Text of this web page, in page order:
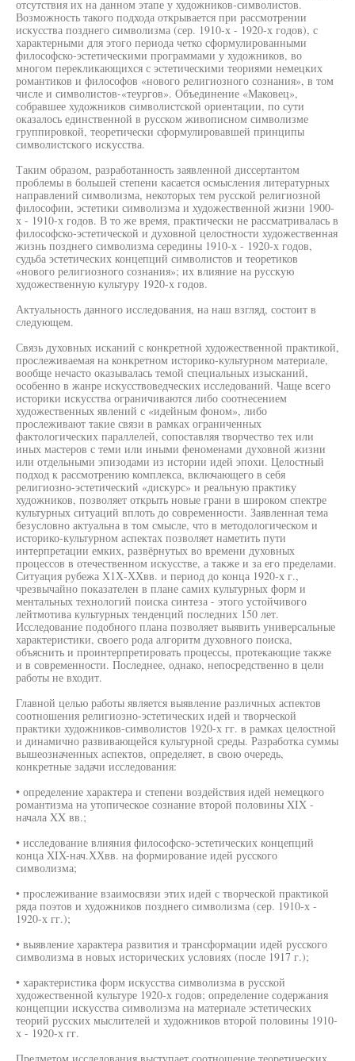
отсутствия их на данном этапе у художников-символистов.
Возможность такого подхода открывается при рассмотрении
искусства позднего символизма (сер. 1910-х - 1920-х годов), с
характерными для этого периода четко сформулированными
философско-эстетическими программами у художников, во
многом перекликающихся с эстетическими теориями немецких
романтиков и философов «нового религиозного сознания», в том
числе и символистов-«теургов». Объединение «Маковец»,
собравшее художников символистской ориентации, по сути
оказалось единственной в русском живописном символизме
группировкой, теоретически сформулировавшей принципы
символистского искусства.
Таким образом, разработанность заявленной диссертантом
проблемы в большей степени касается осмысления литературных
направлений символизма, некоторых тем русской религиозной
философии, эстетики символизма и художественной жизни 1900-
х - 1910-х годов. В то же время, практически не рассматривалась в
философско-эстетической и духовной целостности художественная
жизнь позднего символизма середины 1910-х - 1920-х годов,
судьба эстетических концепций символистов и теоретиков
«нового религиозного сознания»; их влияние на русскую
художественную культуру 1920-х годов.
Актуальность данного исследования, на наш взгляд, состоит в
следующем.
Связь духовных исканий с конкретной художественной практикой,
прослеживаемая на конкретном историко-культурном материале,
вообще нечасто оказывалась темой специальных изысканий,
особенно в жанре искусствоведческих исследований. Чаще всего
историки искусства ограничиваются либо соотнесением
художественных явлений с «идейным фоном», либо
прослеживают такие связи в рамках ограниченных
фактологических параллелей, сопоставляя творчество тех или
иных мастеров с теми или иными феноменами духовной жизни
или отдельными эпизодами из истории идей эпохи. Целостный
подход к рассмотрению комплекса, включающего в себя
религиозно-эстетический «дискурс» и реальную практику
художников, позволяет открыть новые грани в широком спектре
культурных ситуаций вплоть до современности. Заявленная тема
безусловно актуальна в том смысле, что в методологическом и
историко-культурном аспектах позволяет наметить пути
интерпретации емких, развёрнутых во времени духовных
процессов в отечественном искусстве, а также и за его пределами.
Ситуация рубежа Х1Х-ХХвв. и период до конца 1920-х г.,
чрезвычайно показателен в плане самих культурных форм и
ментальных технологий поиска синтеза - этого устойчивого
лейтмотива культурных тенденций последних 150 лет.
Исследование подобного плана позволяет выявить универсальные
характеристики, своего рода алгоритм духовного поиска,
объяснить и проинтерпретировать процессы, протекающие также
и в современности. Последнее, однако, непосредственно в цели
работы не входит.
Главной целью работы является выявление различных аспектов
соотношения религиозно-эстетических идей и творческой
практики художников-символистов 1920-х гг. в рамках целостной
и динамично развивающейся культурной среды. Разработка суммы
вышеозначенных аспектов, определяет, в свою очередь,
конкретные задачи исследования:
• определение характера и степени воздействия идей немецкого
романтизма на утопическое сознание второй половины XIX -
начала XX вв.;
• исследование влияния философско-эстетических концепций
конца XIX-нач.ХХвв. на формирование идей русского
символизма;
• прослеживание взаимосвязи этих идей с творческой практикой
ряда поэтов и художников позднего символизма (сер. 1910-х -
1920-х гг.);
• выявление характера развития и трансформации идей русского
символизма в новых исторических условиях (после 1917 г.);
• характеристика форм искусства символизма в русской
художественной культуре 1920-х годов; определение содержания
концепции искусства символизма на материале эстетических
теорий русских мыслителей и художников второй половины 1910-
х - 1920-х гг.